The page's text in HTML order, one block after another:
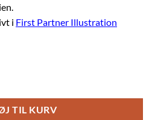
i First Partner Illustration
TIL KURV